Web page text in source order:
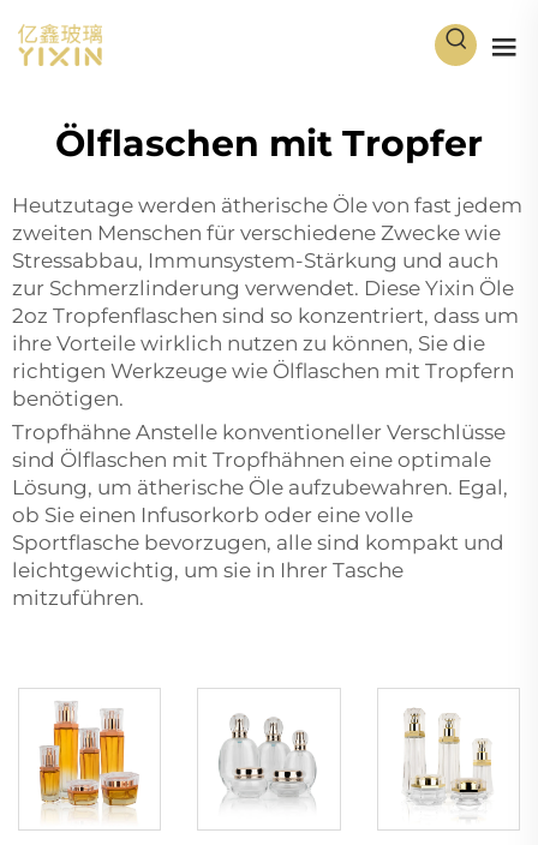
Ölflaschen mit Tropfer
Heutzutage werden ätherische Öle von fast jedem
zweiten Menschen für verschiedene Zwecke wie
Stressabbau, Immunsystem-Stärkung und auch
zur Schmerzlinderung verwendet. Diese Yixin Öle
2oz Tropfenflaschen sind so konzentriert, dass um
ihre Vorteile wirklich nutzen zu können, Sie die
richtigen Werkzeuge wie Ölflaschen mit Tropfern
benötigen.
Tropfhähne Anstelle konventioneller Verschlüsse
sind Ölflaschen mit Tropfhähnen eine optimale
Lösung, um ätherische Öle aufzubewahren. Egal,
ob Sie einen Infusorkorb oder eine volle
Sportflasche bevorzugen, alle sind kompakt und
leichtgewichtig, um sie in Ihrer Tasche
mitzuführen.